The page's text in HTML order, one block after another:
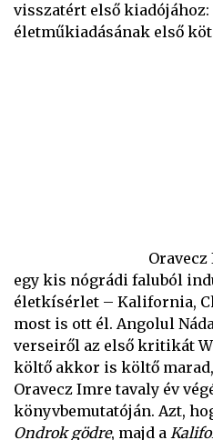
visszatért első kiadójához:
életműkiadásának első
egy kis nógrádi faluból
életkísérlet – Kalifornia,
most is ott él. Angolul
verseiről az első kritikát
költő akkor is költő
Oravecz Imre tavaly év
könyvbemutatóján. Azt,
Ondrok gödre, majd a